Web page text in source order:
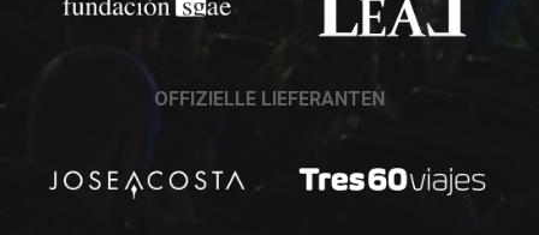
OFFIZIELLE LIEFERANTEN